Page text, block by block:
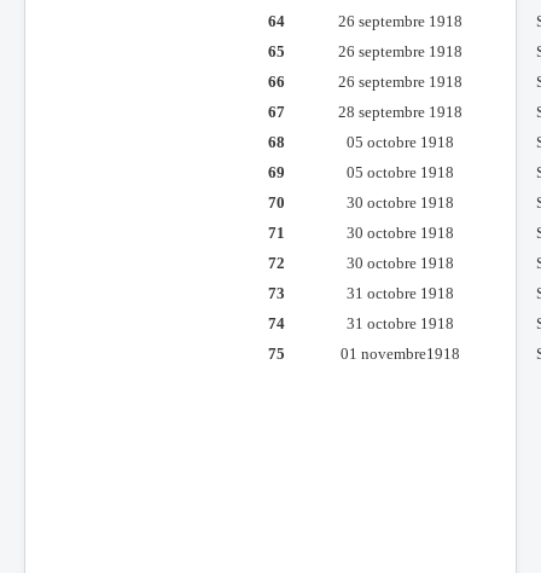
64 26 septembre 1918
65
26 septembre 1918
66
26 septembre 1918
67
28 septembre 1918
68
05 octobre 1918
69
05 octobre 1918
70
30 octobre 1918
71
30 octobre 1918
72
30 octobre 1918
73
31 octobre 1918
74
31 octobre 1918
75
01 novembre1918